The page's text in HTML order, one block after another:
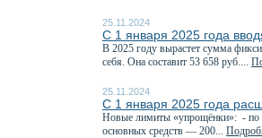
25.11.2024
С 1 января 2025 года
В 2025 году вырастет сумма
себя. Она составит 53 658 руб....
25.11.2024
С 1 января 2025 года
Новые лимиты «упрощёнки»: - по
основных средств — 200...